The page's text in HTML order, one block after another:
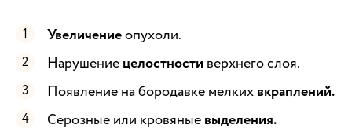
Увеличениеопухоли.
Нарушение целостности верхнего слоя.
Появление на бородавке мелких вкраплений.
Серозные или кровяные выделения.